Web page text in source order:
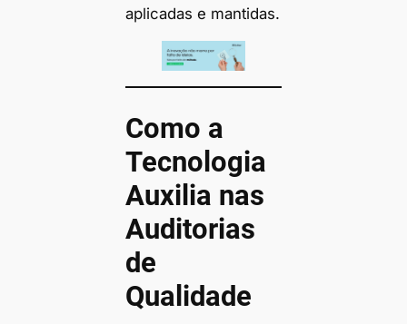
aplicadas e mantidas.
Como a
Tecnologia
Auxilia nas
Auditorias
de
Qualidade